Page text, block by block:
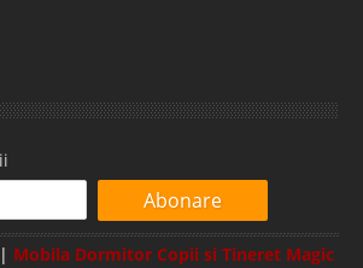
Abonare
Mobila Dormitor Copii si Tineret Magic